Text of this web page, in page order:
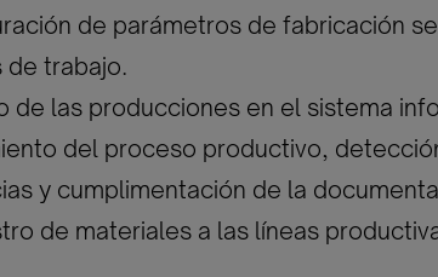
de parámetros de fabricación
de trabajo.
de las producciones en el sistema
del proceso productivo,
y cumplimentación de la
de materiales a las líneas